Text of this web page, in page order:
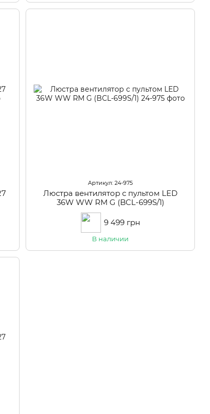
Артикул: 24-975
Люстра вентилятор с пультом LED
36W WW RM G (BCL-699S/1)
9 499 грн
В наличии